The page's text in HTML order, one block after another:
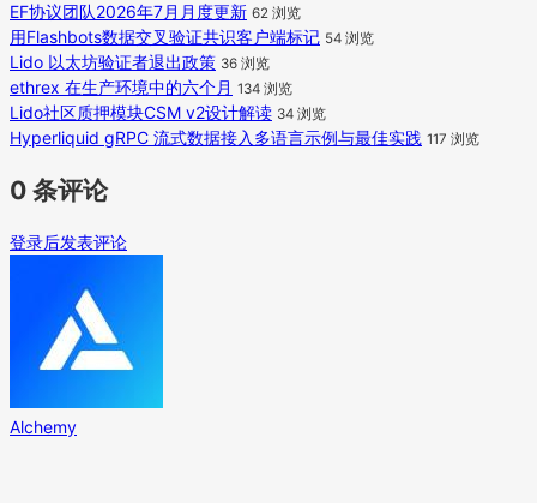
EF协议团队2026年7月月度更新 62 浏览
用Flashbots数据交叉验证共识客户端标记 54 浏览
Lido 以太坊验证者退出政策 36 浏览
ethrex 在生产环境中的六个月 134 浏览
Lido社区质押模块CSM v2设计解读 34 浏览
Hyperliquid gRPC 流式数据接入多语言示例与最佳实践 117 浏览
0 条评论
登录后发表评论
Alchemy